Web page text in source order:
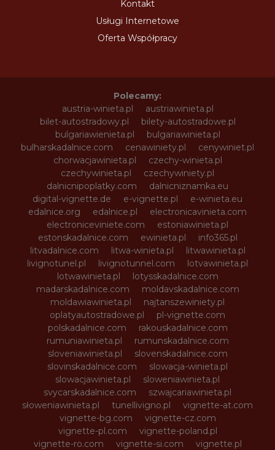
Kontakt
Usługi Internetowe
Oferta Współpracy
Polecamy:
austria-winieta.pl
austriawinieta.pl
bilet-autostradowy.pl
bilety-autostradowe.pl
bulgariawienieta.pl
bulgariawinieta.pl
bulharskadalnice.com
cenawiniety.pl
cenywiniet.pl
chorwacjawinieta.pl
czechy-winieta.pl
czechywinieta.pl
czechywiniety.pl
dalnicnipoplatky.com
dalnicniznamka.eu
digital-vignette.de
e-vignette.pl
e-winieta.eu
edalnice.org
edalnice.pl
electronicavinieta.com
electroniceviniete.com
estoniawinieta.pl
estonskadalnice.com
ewinieta.pl
info365.pl
litvadalnice.com
litwa-winieta.pl
litwawinieta.pl
livignotunel.pl
livignotunnel.com
lotvawinieta.pl
lotwawinieta.pl
lotysskadalnice.com
madarskadalnice.com
moldavskadalnice.com
moldawiawinieta.pl
najtanszewiniety.pl
oplatyautostradowe.pl
pl-vignette.com
polskadalnice.com
rakouskadalnice.com
rumuniawinieta.pl
rumunskadalnice.com
sloveniawinieta.pl
slovenskadalnice.com
slovinskadalnice.com
slowacja-winieta.pl
slowacjawinieta.pl
sloweniawinieta.pl
svycarskadalnice.com
szwajcariawinieta.pl
słoweniawinieta.pl
tunellivigno.pl
vignette-at.com
vignette-bg.com
vignette-cz.com
vignette-pl.com
vignette-poland.pl
vignette-ro.com
vignette-si.com
vignette.pl